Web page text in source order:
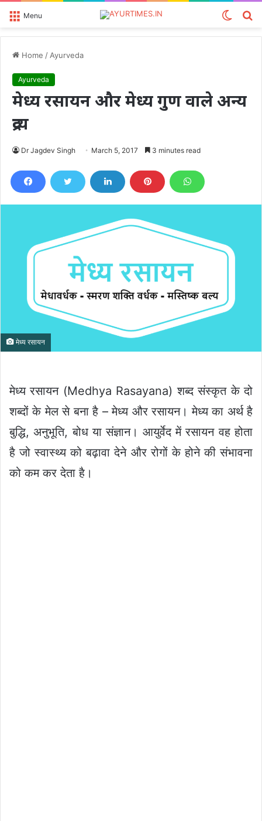
Menu
Switch
Home / Ayurveda
Ayurveda
मेध्य रसायन और मेध्य गुण वाले अन्य
द्रव्य
Dr Jagdev Singh March 5, 2017 3 minutes read
मेध्य रसायन
मेध्य रसायन (Medhya Rasayana) शब्द संस्कृत के दो
शब्दों के मेल से बना है – मेध्य और रसायन। मेध्य का अर्थ है
बुद्धि, अनुभूति, बोध या संज्ञान। आयुर्वेद में रसायन वह होता
है जो स्वास्थ्य को बढ़ावा देने और रोगों के होने की संभावना
को कम कर देता है।